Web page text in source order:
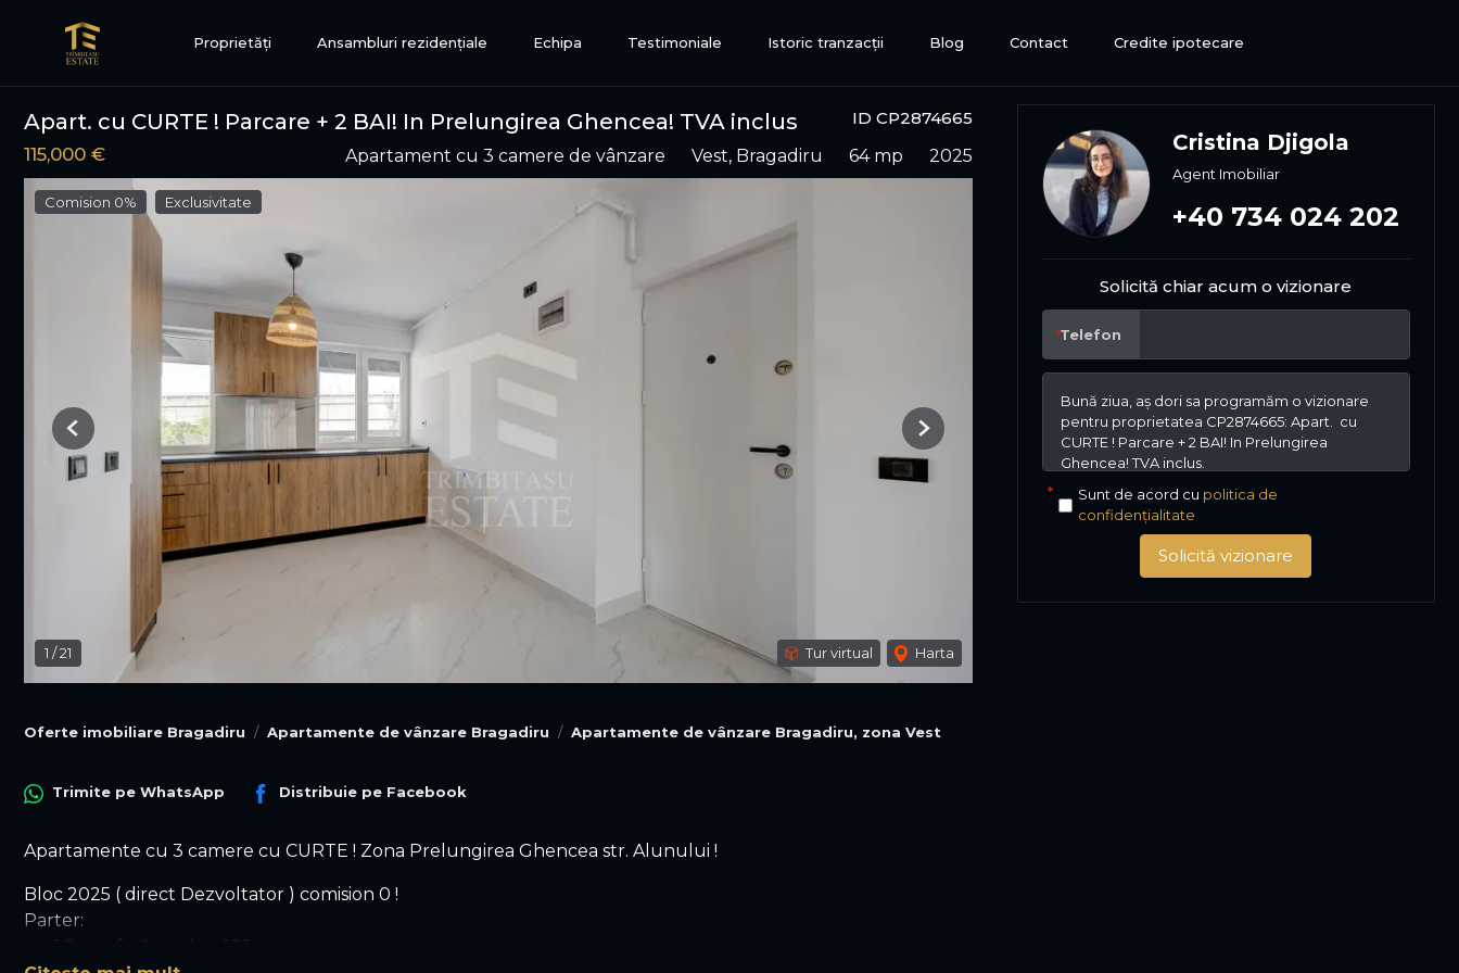
Proprietăți Ansambluri rezidențiale Echipa Testimoniale Istoric tranzacții Blog Contact Credite ipotecare
ID CP2874665
Apart. cu CURTE ! Parcare + 2 BAI! In Prelungirea Ghencea! TVA inclus
115,000 € Apartament cu 3 camere de vânzare Vest, Bragadiru 64 mp 2025
Comision 0% Exclusivitate
1 /21 Tur virtual Harta
Previous Next
Oferte imobiliare Bragadiru Apartamente de vânzare Bragadiru Apartamente de vânzare Bragadiru, zona Vest
Trimite pe WhatsApp Distribuie pe Facebook
Apartamente cu 3 camere cu CURTE ! Zona Prelungirea Ghencea str. Alunului !
Bloc 2025 ( direct Dezvoltator ) comision 0 !
Parter:
ap. 1 Suprafață totală = 122 mp
Cristina Djigola
Agent Imobiliar
+40 734 024 202
Solicită chiar acum o vizionare
Telefon
Sunt de acord cu politica de
confidențialitate
Solicită vizionare